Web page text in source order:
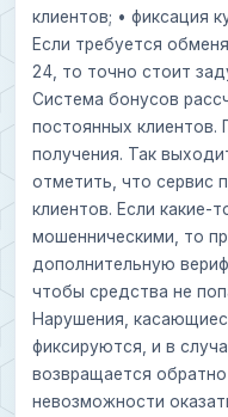
клиентов; • фиксация
Если требуется
24, то точно стоит
Система бонусов
постоянных клиентов.
получения. Так
отметить, что сервис
клиентов. Если какие-
мошенническими, то
дополнительную
чтобы средства не
Нарушения,
фиксируются, и в
возвращается
невозможности